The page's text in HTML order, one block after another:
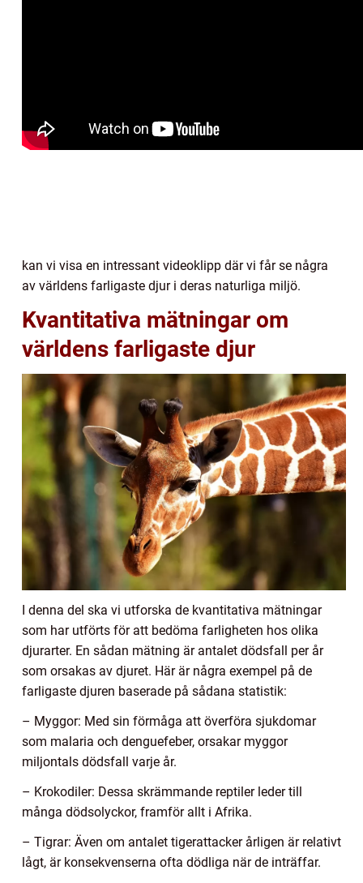
kan vi visa en intressant videoklipp där vi får se några
av världens farligaste djur i deras naturliga miljö.
Kvantitativa mätningar om
världens farligaste djur
I denna del ska vi utforska de kvantitativa mätningar
som har utförts för att bedöma farligheten hos olika
djurarter. En sådan mätning är antalet dödsfall per år
som orsakas av djuret. Här är några exempel på de
farligaste djuren baserade på sådana statistik:
– Myggor: Med sin förmåga att överföra sjukdomar
som malaria och denguefeber, orsakar myggor
miljontals dödsfall varje år.
– Krokodiler: Dessa skrämmande reptiler leder till
många dödsolyckor, framför allt i Afrika.
– Tigrar: Även om antalet tigerattacker årligen är relativt
lågt, är konsekvenserna ofta dödliga när de inträffar.